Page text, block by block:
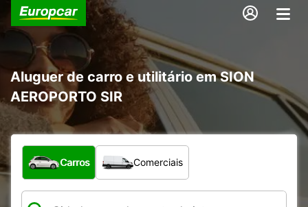
Aluguer de carro e utilitário em SION
AEROPORTO SIR
Que tipo de veículo pretende?
Carros Comerciais